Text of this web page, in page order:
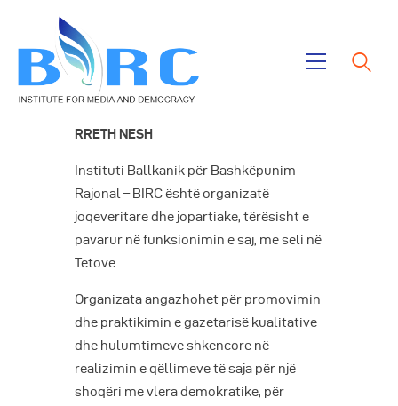
Projektet
Rreth Nesh
RRETH NESH
Instituti Ballkanik për Bashkëpunim
Rajonal – BIRC është organizatë
joqeveritare dhe jopartiake, tërësisht e
pavarur në funksionimin e saj, me seli në
Tetovë.
Organizata angazhohet për promovimin
dhe praktikimin e gazetarisë kualitative
dhe hulumtimeve shkencore në
realizimin e qëllimeve të saja për një
shoqëri me vlera demokratike, për